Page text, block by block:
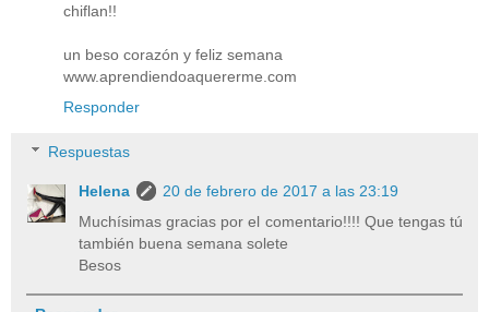
chiflan!!
un beso corazón y feliz semana
www.aprendiendoaquererme.com
Responder
Respuestas
Helena
20 de febrero de 2017 a las 23:19
Muchísimas gracias por el comentario!!!! Que tengas tú
también buena semana solete
Besos